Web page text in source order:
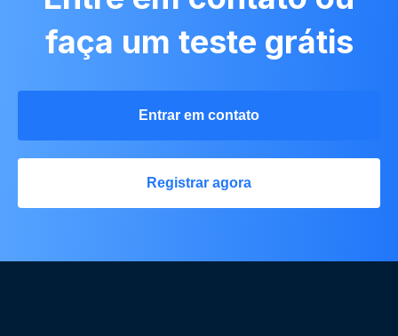
faça um teste grátis
Entrar em contato
Registrar agora